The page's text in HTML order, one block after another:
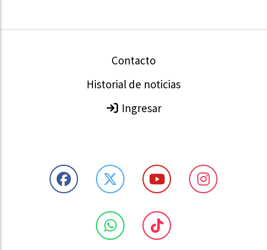
Contacto
Historial de noticias
Ingresar